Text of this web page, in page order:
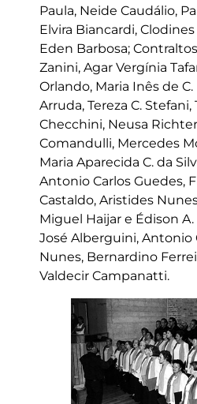
Paula, Neide Caudálio,
Elvira Biancardi,
Eden Barbosa;
Zanini, Agar Vergínia
Orlando, Maria Inês de
Arruda, Tereza C. Stefani,
Checchini, Neusa
Comandulli, Mercedes
Maria Aparecida C. da
Antonio Carlos Guedes,
Castaldo, Aristides
Miguel Haijar e Édison A.
José Alberguini, Antonio
Nunes, Bernardino
Valdecir Campanatti.